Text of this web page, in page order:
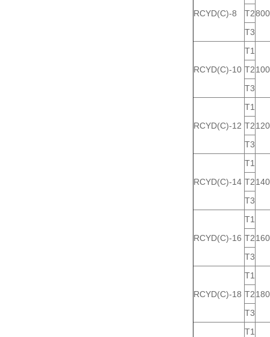
RCYD(C)-8
800
T2
T3
RCYD(C)-10
T1
T2
T3
RCYD(C)-12
T1
T2
T3
RCYD(C)-14
T1
T2
T3
RCYD(C)-16
T1
T2
T3
RCYD(C)-18
T1
T2
T3
T1